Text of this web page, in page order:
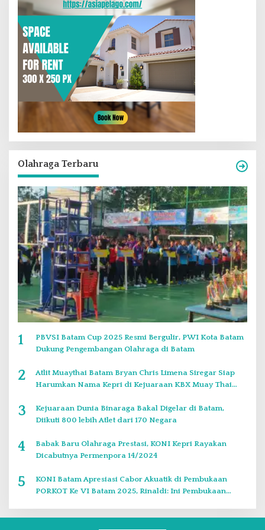
Olahraga Terbaru
1
PBVSI Batam Cup 2025 Resmi Bergulir, PWI Kota Batam
Dukung Pengembangan Olahraga di Batam
2
Atlit Muaythai Batam Bryan Chris Limena Siregar Siap
Harumkan Nama Kepri di Kejuaraan KBX Muay Thai
3
Kejuaraan Dunia Binaraga Bakal Digelar di Batam,
Diikuti 800 lebih Atlet dari 170 Negara
4
Babak Baru Olahraga Prestasi, KONI Kepri Rayakan
Dicabutnya Permenpora 14/2024
5
KONI Batam Apresiasi Cabor Akuatik di Pembukaan
PORKOT Ke VI Batam 2025, Rinaldi: Ini Pembukaan